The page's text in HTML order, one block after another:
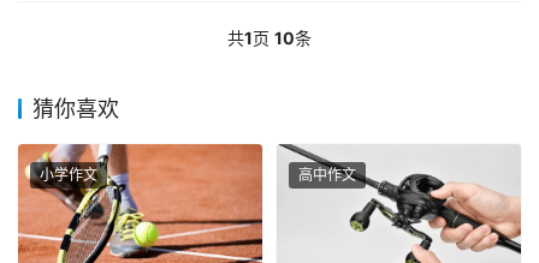
共1页 10条
猜你喜欢
小学作文 高中作文